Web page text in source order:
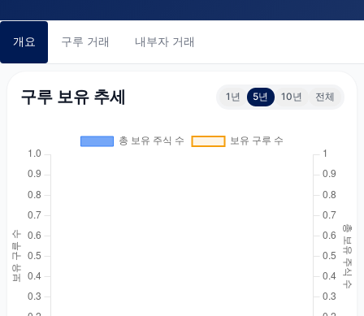
개요 구루 거래 내부자 거래
구루 보유 추세 1년 5년 10년 전체